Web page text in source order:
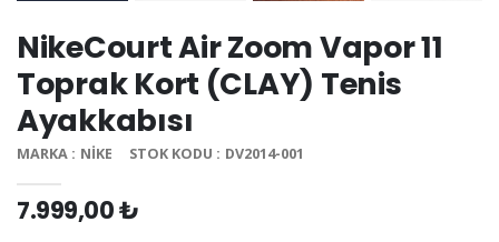
NikeCourt Air Zoom Vapor 11
Toprak Kort (CLAY) Tenis
Ayakkabısı
MARKA : NIKE STOK KODU : DV2014-001
7.999,00 ₺